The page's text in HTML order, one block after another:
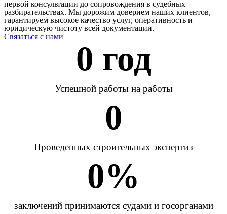
первой консультации до сопровождения в судебных
разбирательствах. Мы дорожим доверием наших клиентов,
гарантируем высокое качество услуг, оперативность и
юридическую чистоту всей документации.
Связаться с нами
0 год
Успешной работы на работы
0
Проведенных строительных экспертиз
0%
заключений принимаются судами и госорганами